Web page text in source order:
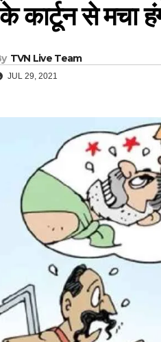
कार्टून से मचा
TVN Live Team
JUL 29, 2021